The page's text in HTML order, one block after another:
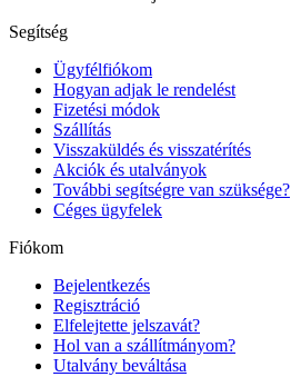
Segítség
Ügyfélfiókom
Hogyan adjak le rendelést
Fizetési módok
Szállítás
Visszaküldés és visszatérítés
Akciók és utalványok
További segítségre van szüksége?
Céges ügyfelek
Fiókom
Bejelentkezés
Regisztráció
Elfelejtette jelszavát?
Hol van a szállítmányom?
Utalvány beváltása